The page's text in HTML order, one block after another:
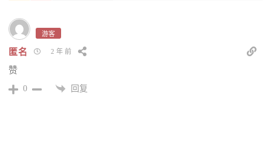
游客
匿名 2 年 前
赞
0 回复